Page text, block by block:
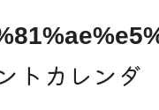
トカレンダ